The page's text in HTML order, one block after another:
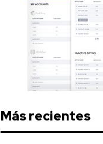
Más recientes